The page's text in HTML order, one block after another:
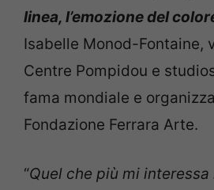
linea, l’emozione del
Isabelle Monod-Fontaine,
Centre Pompidou e
fama mondiale e
Fondazione Ferrara Arte.
“Quel che più mi interessa